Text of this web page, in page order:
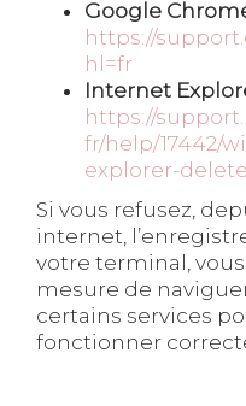
Google
https://
hl=fr
Internet
https://
fr/help/17442/
explorer-
Si vous refusez,
internet,
votre terminal,
mesure de
certains services
fonctionner